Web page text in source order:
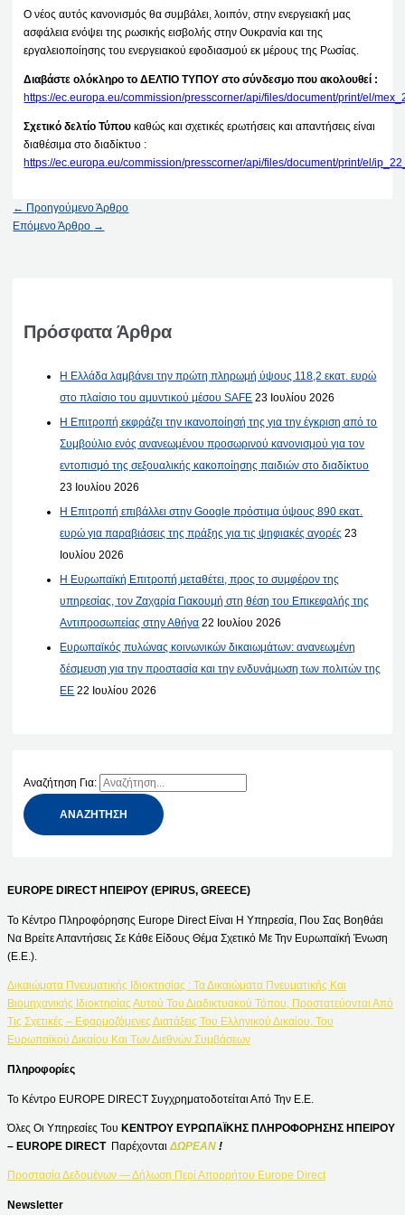
Ο νέος αυτός κανονισμός θα συμβάλει, λοιπόν, στην ενεργειακή μας
ασφάλεια ενόψει της ρωσικής εισβολής στην Ουκρανία και της
εργαλειοποίησης του ενεργειακού εφοδιασμού εκ μέρους της Ρωσίας.
Διαβάστε ολόκληρο το ΔΕΛΤΙΟ ΤΥΠΟΥ στο σύνδεσμο που ακολουθεί :
https://ec.europa.eu/commission/presscorner/api/files/document/print/el/
Σχετικό δελτίο Τύπου καθώς και σχετικές ερωτήσεις και απαντήσεις είναι
διαθέσιμα στο διαδίκτυο :
https://ec.europa.eu/commission/presscorner/api/files/document/print/el/
← Προηγούμενο Άρθρο
Επόμενο Άρθρο →
Πρόσφατα Άρθρα
Η Ελλάδα λαμβάνει την πρώτη πληρωμή ύψους 118,2 εκατ. ευρώ
στο πλαίσιο του αμυντικού μέσου SAFE 23 Ιουλίου 2026
Η Επιτροπή εκφράζει την ικανοποίησή της για την έγκριση από το
Συμβούλιο ενός ανανεωμένου προσωρινού κανονισμού για τον
εντοπισμό της σεξουαλικής κακοποίησης παιδιών στο διαδίκτυο
23 Ιουλίου 2026
Η Επιτροπή επιβάλλει στην Google πρόστιμα ύψους 890 εκατ.
ευρώ για παραβιάσεις της πράξης για τις ψηφιακές αγορές 23
Ιουλίου 2026
Η Ευρωπαϊκή Επιτροπή μεταθέτει, προς το συμφέρον της
υπηρεσίας, τον Ζαχαρία Γιακουμή στη θέση του Επικεφαλής της
Αντιπροσωπείας στην Αθήνα 22 Ιουλίου 2026
Ευρωπαϊκός πυλώνας κοινωνικών δικαιωμάτων: ανανεωμένη
δέσμευση για την προστασία και την ενδυνάμωση των πολιτών της
ΕΕ 22 Ιουλίου 2026
Αναζήτηση Για:
EUROPE DIRECT ΗΠΕΙΡΟΥ (EPIRUS, GREECE)
Το Κέντρο Πληροφόρησης Europe Direct Είναι Η Υπηρεσία, Που Σας Βοηθάει
Να Βρείτε Απαντήσεις Σε Κάθε Είδους Θέμα Σχετικό Με Την Ευρωπαϊκή Ένωση
(Ε.Ε.).
Δικαιώματα Πνευματικής Ιδιοκτησίας : Τα Δικαιώματα Πνευματικής Και
Βιομηχανικής Ιδιοκτησίας Αυτού Του Διαδικτυακού Τόπου, Προστατεύονται Από
Τις Σχετικές – Εφαρμοζόμενες Διατάξεις Του Ελληνικού Δικαίου, Του
Ευρωπαϊκού Δικαίου Και Των Διεθνών Συμβάσεων
Πληροφορίες
Το Κέντρο EUROPE DIRECT Συγχρηματοδοτείται Από Την Ε.Ε.
Όλες Οι Υπηρεσίες Του ΚΕΝΤΡΟΥ ΕΥΡΩΠΑΪΚΗΣ ΠΛΗΡΟΦΟΡΗΣΗΣ ΗΠΕΙΡΟΥ
– EUROPE DIRECT Παρέχονται ΔΩΡΕΑΝ !
Προστασία Δεδομένων — Δήλωση Περί Απορρήτου Europe Direct
Newsletter